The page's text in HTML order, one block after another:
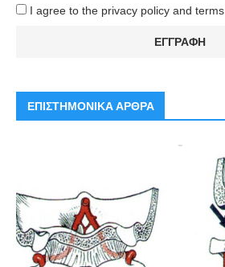
I agree to the privacy policy and terms.
ΕΠΙΣΤΗΜΟΝΙΚΑ ΑΡΘΡΑ